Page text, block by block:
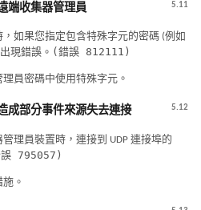
5.11
端收集器管理員
如果您指定包含特殊字元的密碼 (例如
出現錯誤。 (錯誤 812111)
員密碼中使用特殊字元。
5.12
成部分事件來源失去連接
理員裝置時，連接到 UDP 連接埠的
795057)
。